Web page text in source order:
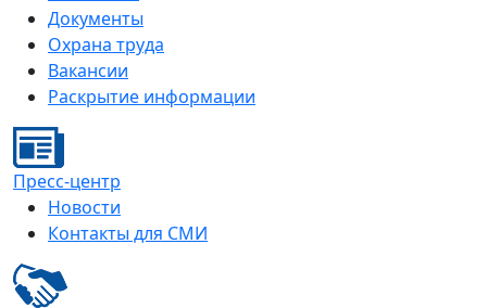
Документы
Охрана труда
Вакансии
Раскрытие информации
Пресс-центр
Новости
Контакты для СМИ